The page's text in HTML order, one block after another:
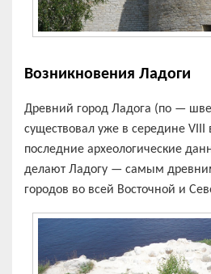
Возникновения Ладоги
Древний город Ладога (по —
существовал уже в середине VIII
последние археологические
делают Ладогу — самым
городов во всей Восточной и